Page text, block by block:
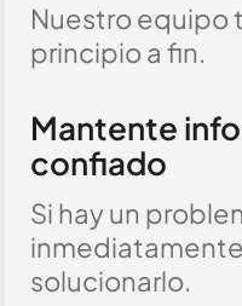
Nuestro equipo
principio a fin.
Mantente
confiado
Si hay un
solucionarlo.